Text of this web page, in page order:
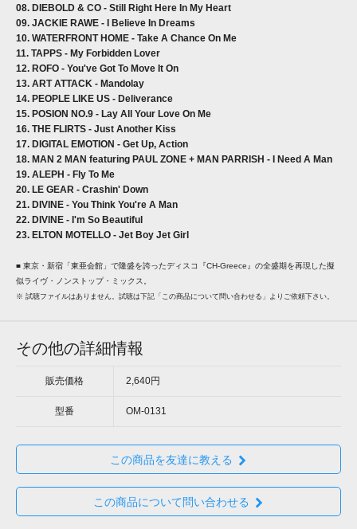
08. DIEBOLD & CO - Still Right Here In My Heart
09. JACKIE RAWE - I Believe In Dreams
10. WATERFRONT HOME - Take A Chance On Me
11. TAPPS - My Forbidden Lover
12. ROFO - You've Got To Move It On
13. ART ATTACK - Mandolay
14. PEOPLE LIKE US - Deliverance
15. POSION NO.9 - Lay All Your Love On Me
16. THE FLIRTS - Just Another Kiss
17. DIGITAL EMOTION - Get Up, Action
18. MAN 2 MAN featuring PAUL ZONE + MAN PARRISH - I Need A Man
19. ALEPH - Fly To Me
20. LE GEAR - Crashin' Down
21. DIVINE - You Think You're A Man
22. DIVINE - I'm So Beautiful
23. ELTON MOTELLO - Jet Boy Jet Girl
■ 東京・新宿「東亜会館」で隆盛を誇ったディスコ『CH-Greece』の全盛期を再現した擬
似ライヴ・ノンストップ・ミックス。
※ 試聴ファイルはありません。試聴は下記「この商品について問い合わせる」よりご依頼下さい。
その他の詳細情報
販売価格 2,640円
型番 OM-0131
この商品を友達に教える
この商品について問い合わせる